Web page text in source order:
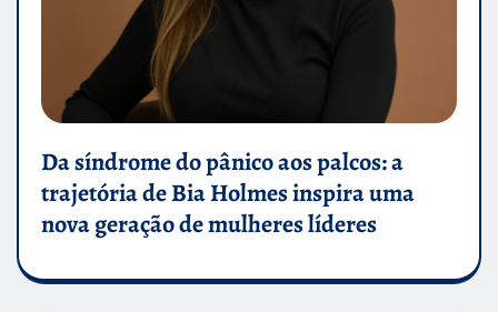
Da síndrome do pânico aos palcos: a
trajetória de Bia Holmes inspira uma
nova geração de mulheres líderes